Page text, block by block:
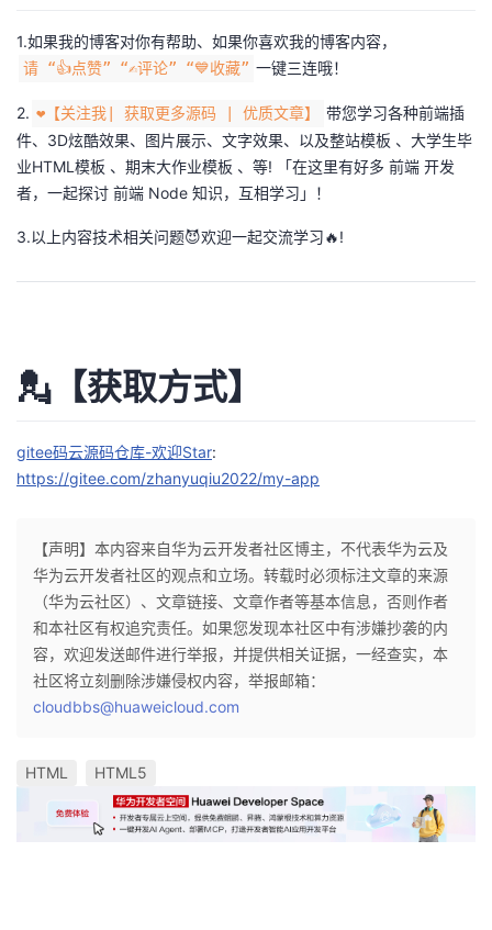
1.如果我的博客对你有帮助、如果你喜欢我的博客内容，
请 “👍点赞” “✍️评论” “💙收藏” 一键三连哦！
2. ❤️【关注我| 获取更多源码 | 优质文章】
带您学习各种前端插
件、3D炫酷效果、图片展示、文字效果、以及整站模板 、大学生毕
业HTML模板 、期末大作业模板 、等! 「在这里有好多 前端 开发
者，一起探讨 前端 Node 知识，互相学习」！
3.以上内容技术相关问题😈欢迎一起交流学习🔥!
💂【获取方式】
gitee码云源码仓库-欢迎Star:
https://gitee.com/zhanyuqiu2022/my-app
【声明】本内容来自华为云开发者社区博主，不代表华为云及
华为云开发者社区的观点和立场。转载时必须标注文章的来源
（华为云社区）、文章链接、文章作者等基本信息，否则作者
和本社区有权追究责任。如果您发现本社区中有涉嫌抄袭的内
容，欢迎发送邮件进行举报，并提供相关证据，一经查实，本
社区将立刻删除涉嫌侵权内容，举报邮箱：
cloudbbs@huaweicloud.com
HTML HTML5